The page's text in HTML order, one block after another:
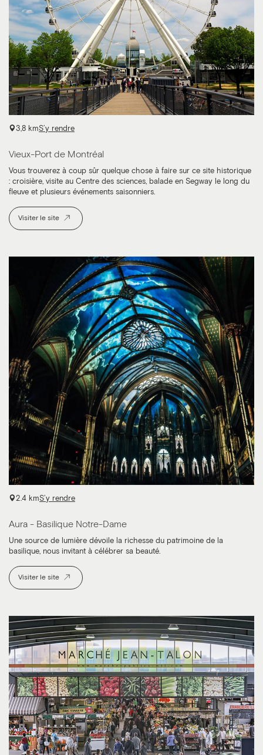
3,8 kmS’y rendre
Vieux-Port de Montréal
Vous trouverez à coup sûr quelque chose à faire sur ce site historique
: croisière, visite au Centre des sciences, balade en Segway le long du
fleuve et plusieurs événements saisonniers.
Visiter le site
2.4 kmS’y rendre
Aura - Basilique Notre-Dame
Une source de lumière dévoile la richesse du patrimoine de la
basilique, nous invitant à célébrer sa beauté.
Visiter le site